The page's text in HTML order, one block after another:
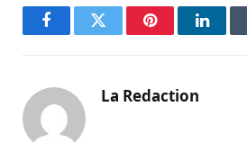
FacebookTwitter Pinterest
La Redaction